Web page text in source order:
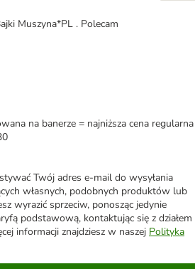
Muszyna*PL . Polecam
na banerze = najniższa cena regularna
Twój adres e-mail do wysyłania
własnych, podobnych produktów lub
wyrazić sprzeciw, ponosząc jedynie
podstawową, kontaktując się z działem
informacji znajdziesz w naszej Polityka